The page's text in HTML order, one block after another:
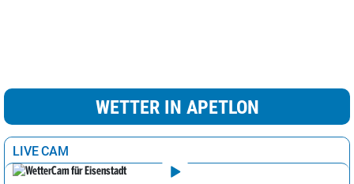
WETTER IN APETLON
LIVE CAM